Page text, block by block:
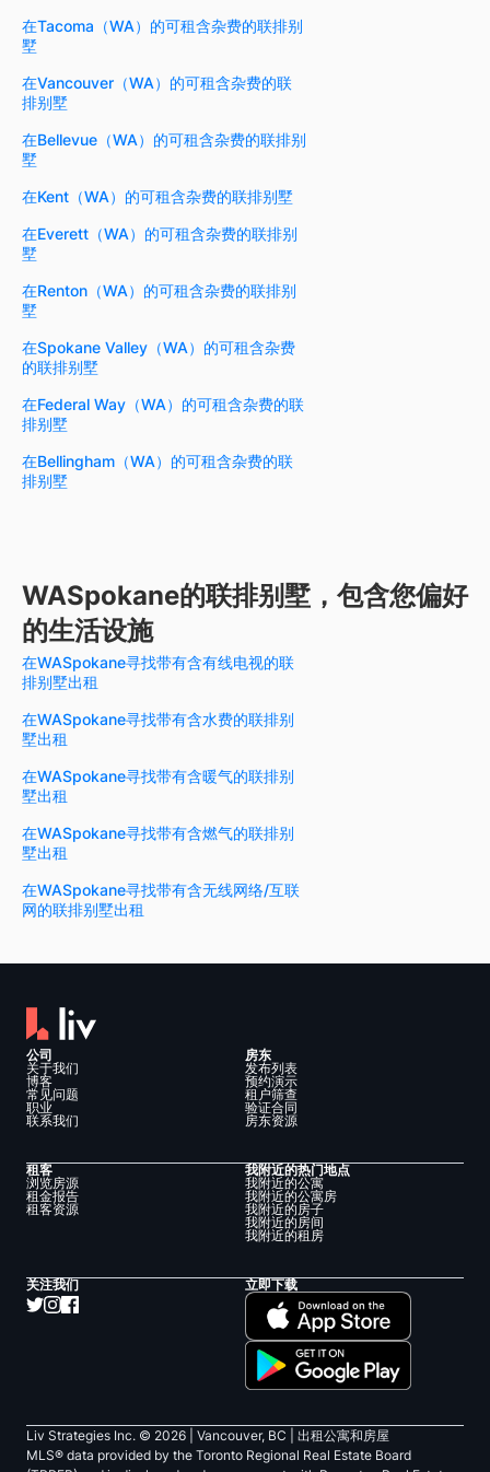
在Tacoma（WA）的可租含杂费的联排别
墅
在Vancouver（WA）的可租含杂费的联
排别墅
在Bellevue（WA）的可租含杂费的联排别
墅
在Kent（WA）的可租含杂费的联排别墅
在Everett（WA）的可租含杂费的联排别
墅
在Renton（WA）的可租含杂费的联排别
墅
在Spokane Valley（WA）的可租含杂费
的联排别墅
在Federal Way（WA）的可租含杂费的联
排别墅
在Bellingham（WA）的可租含杂费的联
排别墅
WASpokane的联排别墅，包含您偏好
的生活设施
在WASpokane寻找带有含有线电视的联
排别墅出租
在WASpokane寻找带有含水费的联排别
墅出租
在WASpokane寻找带有含暖气的联排别
墅出租
在WASpokane寻找带有含燃气的联排别
墅出租
在WASpokane寻找带有含无线网络/互联
网的联排别墅出租
公司
关于我们
博客
常见问题
职业
联系我们
房东
发布列表
预约演示
租户筛查
验证合同
房东资源
租客
浏览房源
租金报告
租客资源
我附近的热门地点
我附近的公寓
我附近的公寓房
我附近的房子
我附近的房间
我附近的租房
关注我们 立即下载
Liv Strategies Inc. © 2026 | Vancouver, BC |
出租公寓和房屋
MLS® data provided by the Toronto Regional Real Estate Board